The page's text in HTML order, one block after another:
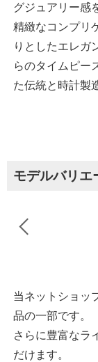
グジュアリー感
精緻なコンプリ
りとしたエレガ
らのタイムピー
た伝統と時計製
モデルバリエ
当ネットショッ
品の一部です。
さらに豊富なラ
だけます。